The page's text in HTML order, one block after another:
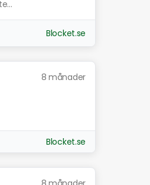
Blocket.se
8 månader
Blocket.se